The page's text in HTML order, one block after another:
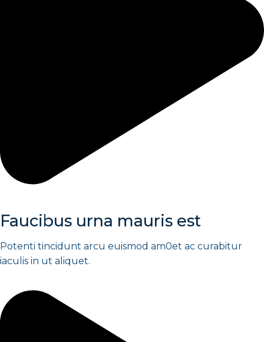
Faucibus urna mauris est
Potenti tincidunt arcu euismod am0et ac curabitur
iaculis in ut aliquet.